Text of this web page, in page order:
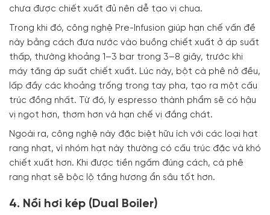
chưa được chiết xuất đủ nên dễ tạo vị chua.
Trong khi đó, công nghệ Pre-Infusion giúp hạn chế vấn đề
này bằng cách đưa nước vào buồng chiết xuất ở áp suất
thấp, thường khoảng 1–3 bar trong 3–8 giây, trước khi
máy tăng áp suất chiết xuất. Lúc này, bột cà phê nở đều,
lấp đầy các khoảng trống trong tay pha, tạo ra một cấu
trúc đồng nhất. Từ đó, ly espresso thành phẩm sẽ có hậu
vị ngọt hơn, thơm hơn và hạn chế vị đắng chát.
Ngoài ra, công nghệ này đặc biệt hữu ích với các loại hạt
rang nhạt, vì nhóm hạt này thường có cấu trúc đặc và khó
chiết xuất hơn. Khi được tiền ngấm đúng cách, cà phê
rang nhạt sẽ bộc lộ tầng hương ẩn sâu tốt hơn.
4. Nồi hơi kép (Dual Boiler)